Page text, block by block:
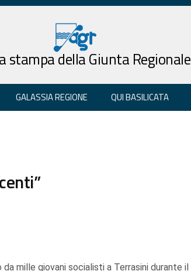
stampa della Giunta Regionale
GALASSIA REGIONE QUI BASILICATA
mille giovani socialisti a Terrasini durante il